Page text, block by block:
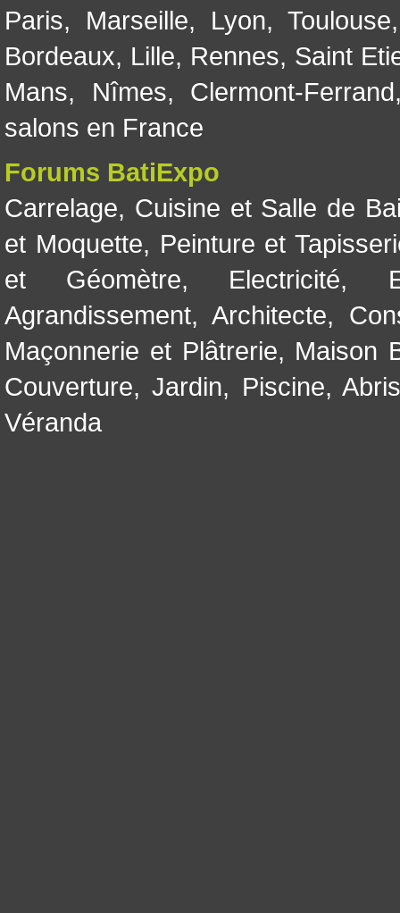
Paris, Marseille, Lyon, Toulouse
Bordeaux, Lille, Rennes, Saint
Mans, Nîmes, Clermont-Ferrand
salons en France
Forums BatiExpo
Carrelage, Cuisine et Salle de
et Moquette, Peinture et
et Géomètre, Electricité,
Agrandissement, Architecte,
Maçonnerie et Plâtrerie, Maison
Couverture,Jardin, Piscine,
Véranda